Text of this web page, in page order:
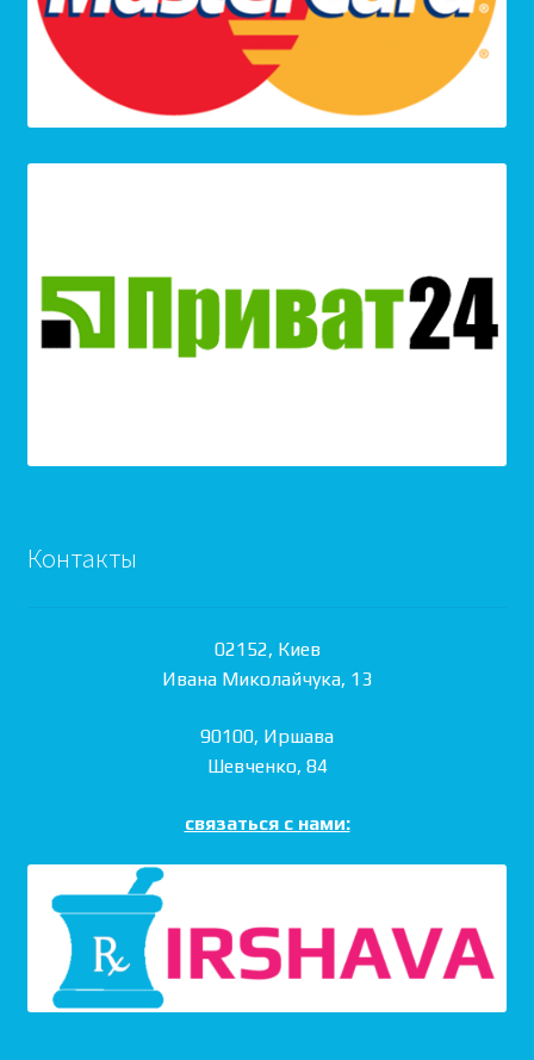
Контакты
02152, Киев
Ивана Миколайчука, 13
90100, Иршава
Шевченко, 84
связаться с нами: